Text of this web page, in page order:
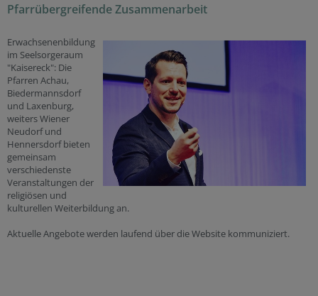
Pfarrübergreifende Zusammenarbeit
Erwachsenenbildung
im Seelsorgeraum
"Kaisereck": Die
Pfarren Achau,
Biedermannsdorf
und Laxenburg,
weiters Wiener
Neudorf und
Hennersdorf bieten
gemeinsam
verschiedenste
Veranstaltungen der
religiösen und
kulturellen Weiterbildung an.
Aktuelle Angebote werden laufend über die Website kommuniziert.